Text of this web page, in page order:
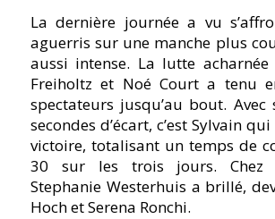
La dernière journée a vu
aguerris sur une manche plus
aussi intense. La lutte acharnée
Freiholtz et Noé Court a tenu
spectateurs jusqu’au bout. Avec
secondes d’écart, c’est Sylvain
victoire, totalisant un temps de
30 sur les trois jours. Chez
Stephanie Westerhuis a brillé,
Hoch et Serena Ronchi.